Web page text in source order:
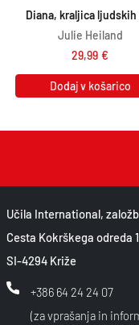
Diana, kraljica ljudskih
Julie Heiland
29,99 €
Dodaj v košarico
Učila International,
Cesta Kokrškega odreda
SI-4294 Križe
+386 64 24 24 07
(za vprašanja in